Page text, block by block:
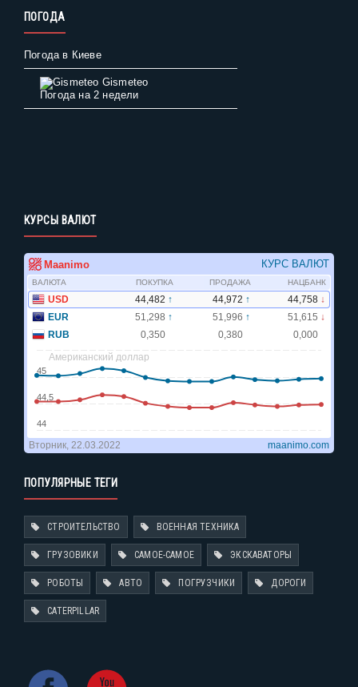
ПОГОДА
Погода в Киеве
Gismeteo
Погода на 2 недели
КУРСЫ ВАЛЮТ
ПОПУЛЯРНЫЕ ТЕГИ
СТРОИТЕЛЬСТВО ВОЕННАЯ ТЕХНИКА
ГРУЗОВИКИ САМОЕ-САМОЕ ЭКСКАВАТОРЫ
РОБОТЫ АВТО ПОГРУЗЧИКИ ДОРОГИ
CATERPILLAR